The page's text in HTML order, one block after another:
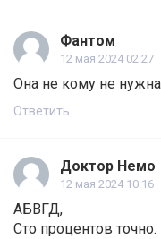
Фантом
12 мая 2024 02:27
Она не кому не нужна
Ответить
Доктор Немо
12 мая 2024 10:16
АБВГД,
Сто процентов точно.